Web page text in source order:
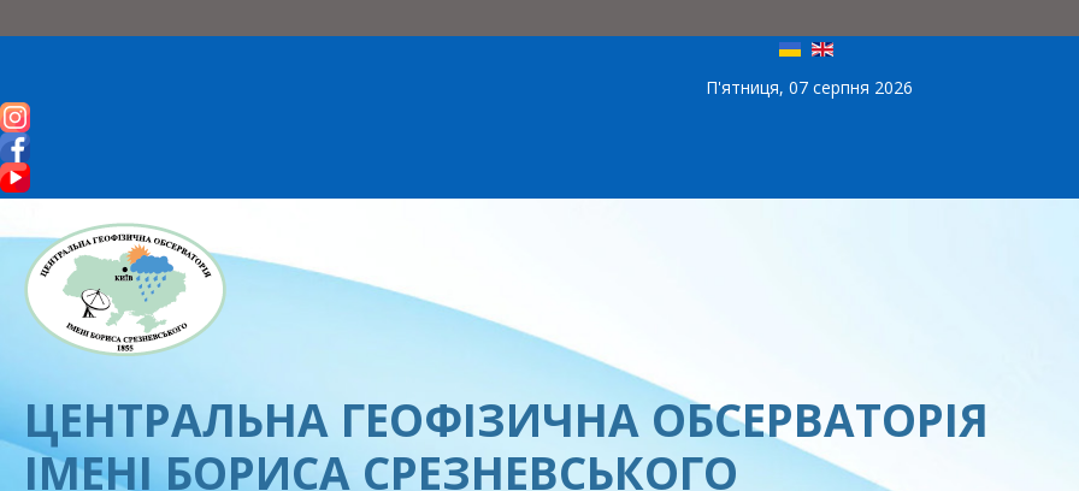
П'ятниця, 07 серпня 2026
ЦЕНТРАЛЬНА ГЕОФІЗИЧНА ОБСЕРВАТОРІЯ
ІМЕНІ БОРИСА СРЕЗНЕВСЬКОГО